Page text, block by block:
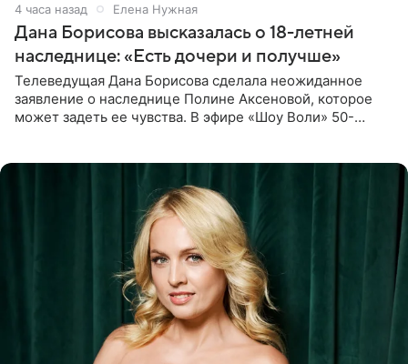
4 часа назад Елена Нужная
Дана Борисова высказалась о 18-летней
наследнице: «Есть дочери и получше»
Телеведущая Дана Борисова сделала неожиданное
заявление о наследнице Полине Аксеновой, которое
может задеть ее чувства. В эфире «Шоу Воли» 50-